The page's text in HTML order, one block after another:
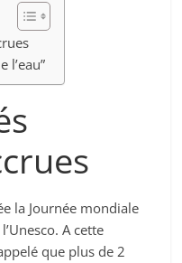
l’eau”
la Journée mondiale
A cette
que plus de 2